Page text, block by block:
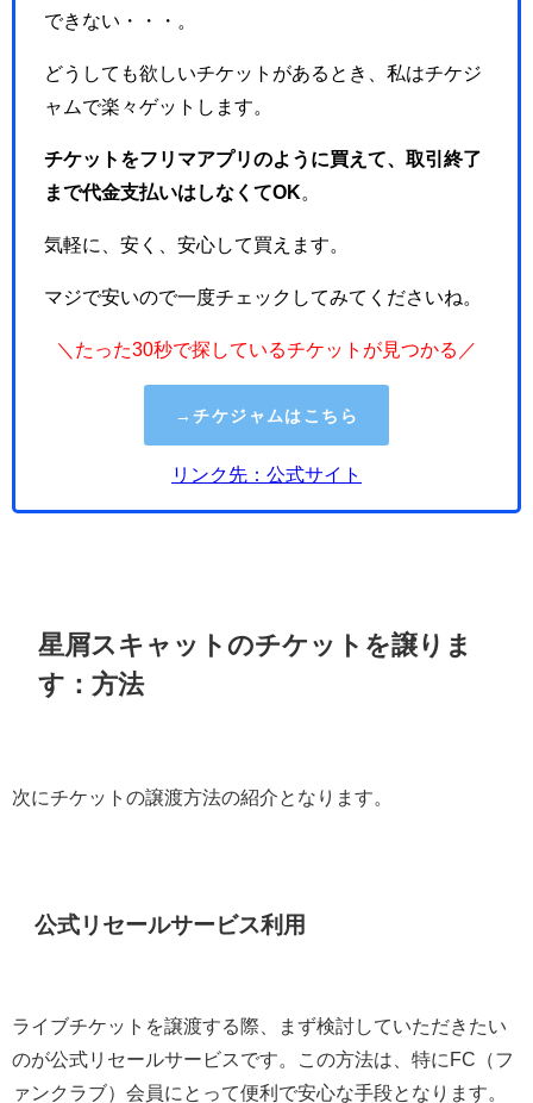
できない・・・。
どうしても欲しいチケットがあるとき、私はチケジ
ャムで楽々ゲットします。
チケットをフリマアプリのように買えて、取引終了
まで代金支払いはしなくてOK
気軽に、安く、安心して買えます。
マジで安いので一度チェックしてみてくださいね。
＼たった30秒で探しているチケットが見つかる／
→チケジャムはこちら
リンク先：公式サイト
星屑スキャットのチケットを譲りま
す：方法
次にチケットの譲渡方法の紹介となります。
公式リセールサービス利用
ライブチケットを譲渡する際、まず検討していただきたい
のが公式リセールサービスです。この方法は、特にFC（フ
ァンクラブ）会員にとって便利で安心な手段となります。